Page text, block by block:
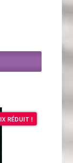
RÉDUIT !